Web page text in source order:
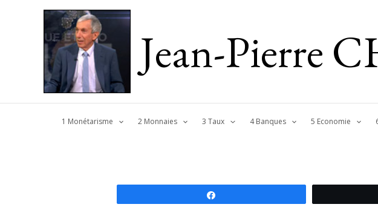
Jean-Pierre
1 Monétarisme 2 Monnaies 3 Taux 4 Banques 5 Economie